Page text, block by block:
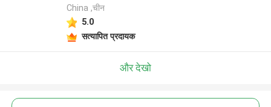
China ,चीन
5.0
सत्यापित प्रदायक
और देखो